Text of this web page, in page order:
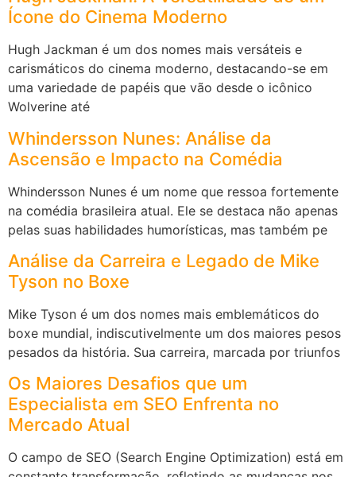
Ícone do Cinema Moderno
Hugh Jackman é um dos nomes mais versáteis e
carismáticos do cinema moderno, destacando-se em
uma variedade de papéis que vão desde o icônico
Wolverine até
Whindersson Nunes: Análise da
Ascensão e Impacto na Comédia
Whindersson Nunes é um nome que ressoa fortemente
na comédia brasileira atual. Ele se destaca não apenas
pelas suas habilidades humorísticas, mas também pe
Análise da Carreira e Legado de Mike
Tyson no Boxe
Mike Tyson é um dos nomes mais emblemáticos do
boxe mundial, indiscutivelmente um dos maiores pesos
pesados da história. Sua carreira, marcada por triunfos
Os Maiores Desafios que um
Especialista em SEO Enfrenta no
Mercado Atual
O campo de SEO (Search Engine Optimization) está em